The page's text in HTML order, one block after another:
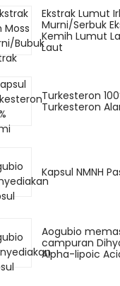
Ekstrak Lumut
Murni/Serbuk
Kemih Lumut
Laut
Turkesteron
Turkesteron
Kapsul NMNH
Aogubio
campuran
Alpha-lipoic